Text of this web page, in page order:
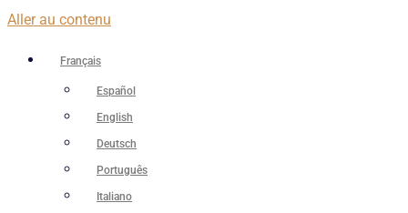
Aller au contenu
Français
Español
English
Deutsch
Português
Italiano